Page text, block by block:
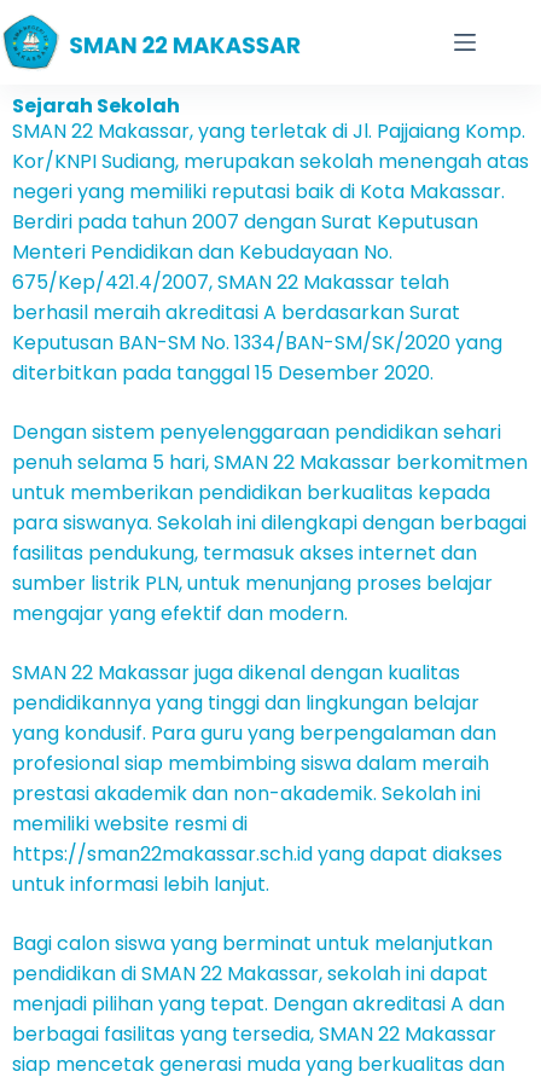
Sejarah Sekolah
SMAN 22 Makassar, yang terletak di Jl. Pajjaiang Komp.
Kor/KNPI Sudiang, merupakan sekolah menengah atas
negeri yang memiliki reputasi baik di Kota Makassar.
Berdiri pada tahun 2007 dengan Surat Keputusan
Menteri Pendidikan dan Kebudayaan No.
675/Kep/421.4/2007, SMAN 22 Makassar telah
berhasil meraih akreditasi A berdasarkan Surat
Keputusan BAN-SM No. 1334/BAN-SM/SK/2020 yang
diterbitkan pada tanggal 15 Desember 2020.
Dengan sistem penyelenggaraan pendidikan sehari
penuh selama 5 hari, SMAN 22 Makassar berkomitmen
untuk memberikan pendidikan berkualitas kepada
para siswanya. Sekolah ini dilengkapi dengan berbagai
fasilitas pendukung, termasuk akses internet dan
sumber listrik PLN, untuk menunjang proses belajar
mengajar yang efektif dan modern.
SMAN 22 Makassar juga dikenal dengan kualitas
pendidikannya yang tinggi dan lingkungan belajar
yang kondusif. Para guru yang berpengalaman dan
profesional siap membimbing siswa dalam meraih
prestasi akademik dan non-akademik. Sekolah ini
memiliki website resmi di
https://sman22makassar.sch.id yang dapat diakses
untuk informasi lebih lanjut.
Bagi calon siswa yang berminat untuk melanjutkan
pendidikan di SMAN 22 Makassar, sekolah ini dapat
menjadi pilihan yang tepat. Dengan akreditasi A dan
berbagai fasilitas yang tersedia, SMAN 22 Makassar
siap mencetak generasi muda yang berkualitas dan